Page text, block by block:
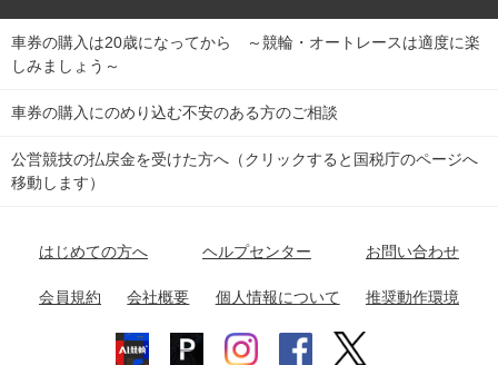
Dokanto!
チャリロトプラザ
キャリーオーバー一覧
関
東
弥彦競輪場 前橋競輪場 取手競輪場 宇都宮競輪場
関
東
小田原競輪場
名古屋競輪場 岐阜競輪場 大垣競輪場 豊橋競輪場
富山競輪場 松阪競輪場 四日市競輪場
福井競輪場 奈良競輪場 向日町競輪場
競輪選手情報
Perfecta Navi
netkeirin
車券の購入は20歳になってから ～競輪・オートレースは適度に楽
しみましょう～
車券の購入にのめり込む不安のある方のご相談
公営競技の払戻金を受けた方へ（クリックすると国税庁のページへ
移動します）
はじめての方へ ヘルプセンター お問い合わせ
会員規約 会社概要 個人情報について 推奨動作環境